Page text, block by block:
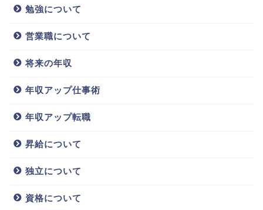
勉強について
営業職について
将来の年収
年収アップ仕事術
年収アップ転職
昇給について
独立について
資格について